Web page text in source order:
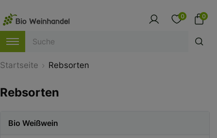
0 0
Startseite Rebsorten
Rebsorten
Bio Weißwein